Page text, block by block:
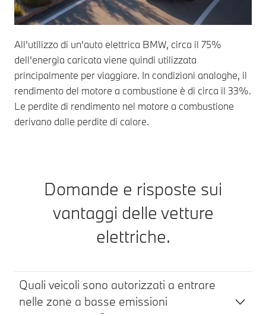
All’utilizzo di un'auto elettrica BMW, circa il 75%
dell'energia caricata viene quindi utilizzata
principalmente per viaggiare. In condizioni analoghe, il
rendimento del motore a combustione è di circa il 33%.
Le perdite di rendimento nel motore a combustione
derivano dalle perdite di calore.
Domande e risposte sui
vantaggi delle vetture
elettriche.
Quali veicoli sono autorizzati a entrare
nelle zone a basse emissioni